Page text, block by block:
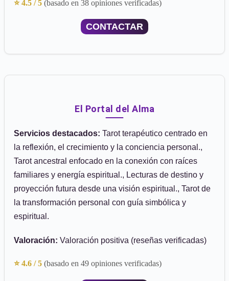
⭐ 4.5 / 5 (basado en 38 opiniones verificadas)
CONTACTAR
El Portal del Alma
Servicios destacados: Tarot terapéutico centrado en
la reflexión, el crecimiento y la conciencia personal.,
Tarot ancestral enfocado en la conexión con raíces
familiares y energía espiritual., Lecturas de destino y
proyección futura desde una visión espiritual., Tarot de
la transformación personal con guía simbólica y
espiritual.
Valoración: Valoración positiva (reseñas verificadas)
⭐ 4.6 / 5 (basado en 49 opiniones verificadas)